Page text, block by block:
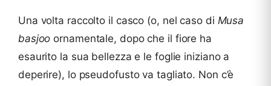
Una volta raccolto il casco (o, nel caso di Musa
basjoo ornamentale, dopo che il fiore ha
esaurito la sua bellezza e le foglie iniziano a
deperire), lo pseudofusto va tagliato. Non c’è